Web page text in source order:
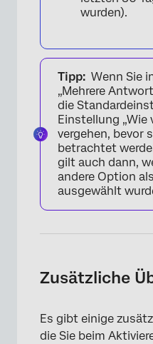
wurden).
Tipp: Wenn Sie
„Mehrere
die
Einstellung „Wie
vergehen, bevor
betrachtet
gilt auch dann,
andere Option
ausgewählt
Zusätzliche
Es gibt einige
die Sie beim